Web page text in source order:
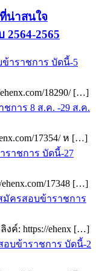
น่าสนใจ
2564-2565
าราชการ บัดนี้-5
18290/ […]
การ 8 ส.ค. -29 ส.ค.
17354/ ห […]
ราชการ บัดนี้-27
17348 […]
มัครสอบข้าราชการ
ค์: https://ehenx […]
บข้าราชการ บัดนี้-2